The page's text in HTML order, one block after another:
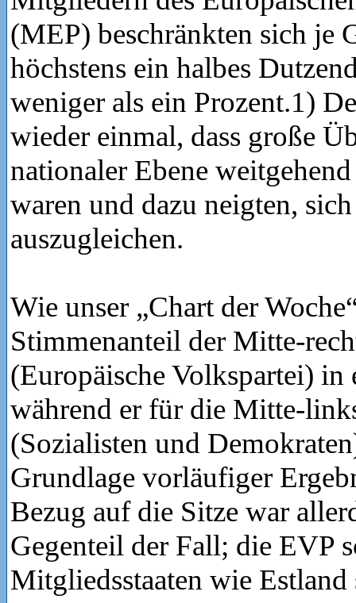
(MEP) beschränkten sich je
höchstens ein halbes
weniger als ein Prozent.1)
wieder einmal, dass große
nationaler Ebene
waren und dazu neigten,
auszugleichen.
Wie unser „Chart der
Stimmenanteil der Mitte-
(Europäische Volkspartei) in
während er für die Mitte-
(Sozialisten und
Grundlage vorläufiger
Bezug auf die Sitze war
Gegenteil der Fall; die EVP
Mitgliedsstaaten wie Estland